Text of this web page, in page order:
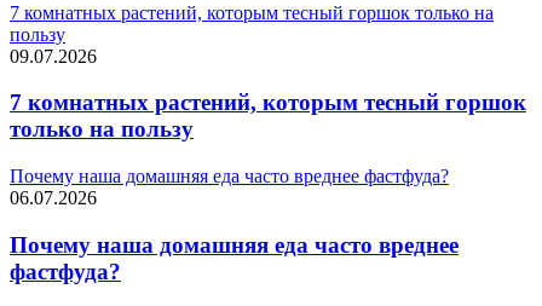
7 комнатных растений, которым тесный горшок только на
пользу
09.07.2026
7 комнатных растений, которым тесный горшок
только на пользу
Почему наша домашняя еда часто вреднее фастфуда?
06.07.2026
Почему наша домашняя еда часто вреднее
фастфуда?